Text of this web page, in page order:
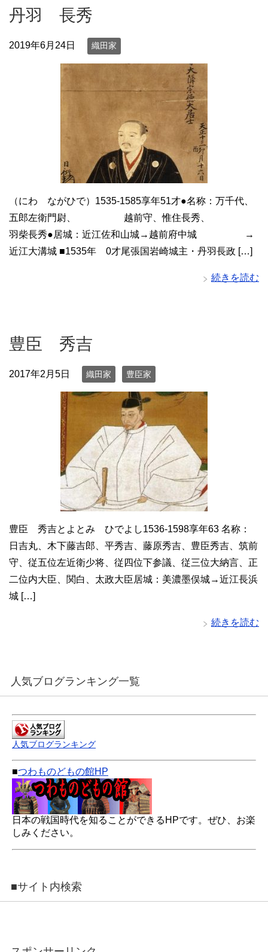
丹羽 長秀
2019年6月24日 織田家
（にわ ながひで）1535-1585享年51才●名称：万千代、
五郎左衛門尉、 越前守、惟住長秀、
羽柴長秀●居城：近江佐和山城→越前府中城 →
近江大溝城 ■1535年 0才尾張国岩崎城主・丹羽長政 […]
続きを読む
豊臣 秀吉
2017年2月5日 織田家 豊臣家
豊臣 秀吉とよとみ ひでよし1536-1598享年63 名称：
日吉丸、木下藤吉郎、平秀吉、藤原秀吉、豊臣秀吉、筑前
守、従五位左近衛少将、従四位下参議、従三位大納言、正
二位内大臣、関白、太政大臣居城：美濃墨俣城→近江長浜
城 […]
続きを読む
人気ブログランキング一覧
人気ブログランキング
■つわものどもの館HP
日本の戦国時代を知ることができるHPです。ぜひ、お楽
しみください。
■サイト内検索